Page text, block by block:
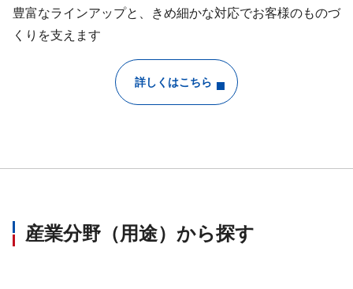
豊富なラインアップと、きめ細かな対応でお客様のものづ
くりを支えます
詳しくはこちら
産業分野（用途）から探す